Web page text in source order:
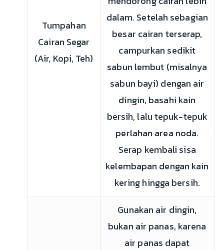
Tumpahan
Cairan Segar
(Air, Kopi, Teh)
dalam. Setelah sebagian
besar cairan terserap,
campurkan sedikit
sabun lembut (misalnya
sabun bayi) dengan air
dingin, basahi kain
bersih, lalu tepuk-tepuk
perlahan area noda.
Serap kembali sisa
kelembapan dengan kain
kering hingga bersih.
Gunakan air dingin,
bukan air panas, karena
air panas dapat